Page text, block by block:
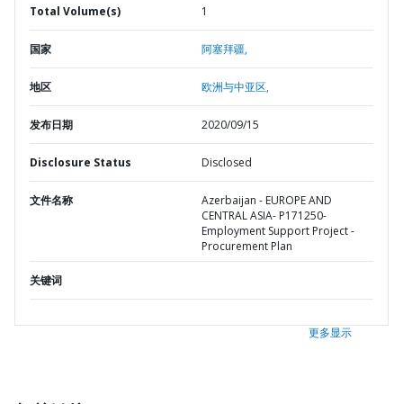
Total Volume(s) 1
国家 阿塞拜疆,
地区 欧洲与中亚区,
发布日期 2020/09/15
Disclosure Status Disclosed
文件名称
Azerbaijan - EUROPE AND
CENTRAL ASIA- P171250-
Employment Support Project -
Procurement Plan
关键词
更多显示